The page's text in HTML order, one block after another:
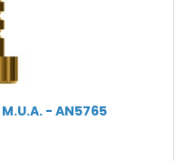
M.U.A. - AN5765